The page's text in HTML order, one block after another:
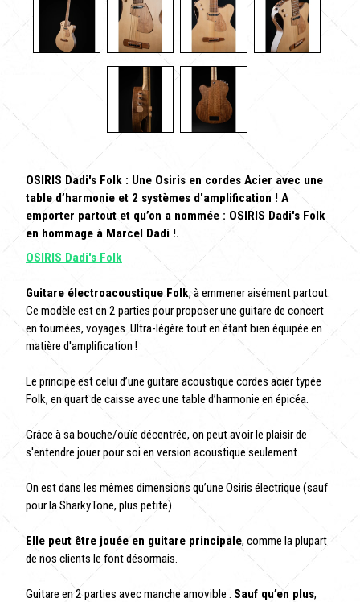
OSIRIS Dadi's Folk : Une Osiris en cordes Acier avec une
table d’harmonie et 2 systèmes d'amplification ! A
emporter partout et qu’on a nommée : OSIRIS Dadi's Folk
en hommage à Marcel Dadi !.
OSIRIS Dadi's Folk
Guitare électroacoustique Folk, à emmener aisément partout.
Ce modèle est en 2 parties pour proposer une guitare de concert
en tournées, voyages. Ultra-légère tout en étant bien équipée en
matière d'amplification !
Le principe est celui d’une guitare acoustique cordes acier typée
Folk, en quart de caisse avec une table d’harmonie en épicéa.
Grâce à sa bouche/ouïe décentrée, on peut avoir le plaisir de
s'entendre jouer pour soi en version acoustique seulement.
On est dans les mêmes dimensions qu’une Osiris électrique (sauf
pour la SharkyTone, plus petite).
Elle peut être jouée en guitare principale, comme la plupart
de nos clients le font désormais.
Guitare en 2 parties avec manche amovible : Sauf qu’en plus,